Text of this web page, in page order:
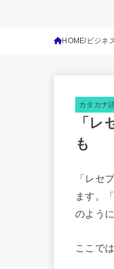
HOME ビジネ
カタカナ
「
も
「レセ
ます。
のよう
ここで